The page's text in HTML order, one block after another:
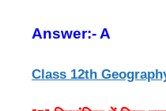
Answer:- A
Class 12th